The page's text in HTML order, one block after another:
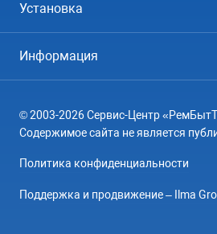
Посудомоечные машины
Кондиционеры
Варочные панели
Электроплиты
Установка
Кондиционеры
Информация
География
© 2003-2026 Сервис-Центр
Содержимое сайта не является
Политика конфиденциальности
Поддержка и продвижение – Ilma